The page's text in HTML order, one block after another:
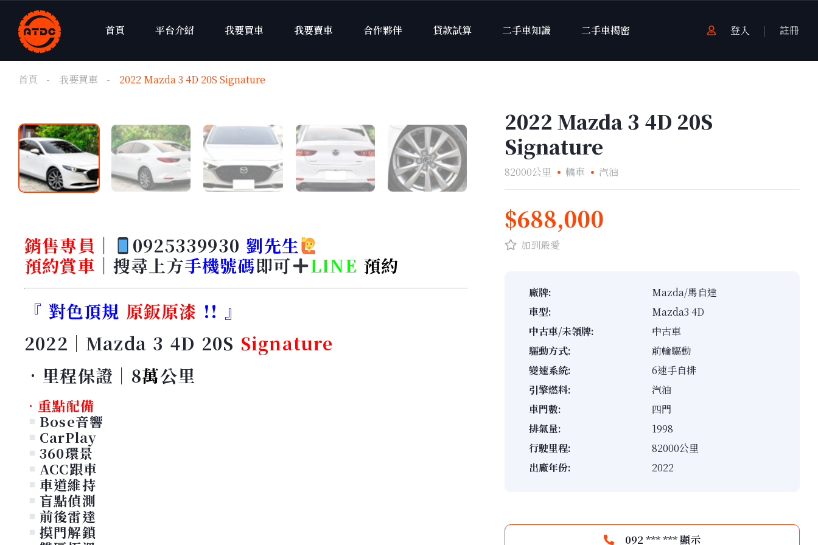
首頁 平台介紹 我要買車 我要賣車 合作夥伴 貸款試算 二手車知識 二手車揭密 登入 註冊
首頁 我要買車 2022 Mazda 3 4D 20S Signature
銷售專員 ｜ 0925339930 劉先生
預約賞車 ｜搜尋上方手機號碼即可 LINE 預約
『 對色頂規 原鈑原漆 !! 』
2022｜Mazda 3 4D 20S Signature
•里程保證｜8萬公里
•重點配備
Bose音響
CarPlay
360環景
ACC跟車
車道維持
盲點偵測
前後雷達
摸門解鎖
2022 Mazda 3 4D 20S
Signature
82000公里 轎車 汽油
$688,000
加到最愛
廠牌:
Mazda/馬自達
車型:
Mazda3 4D
中古車/未領牌:
中古車
驅動方式:
前輪驅動
變速系統:
6速手自排
引擎燃料:
汽油
車門數:
四門
排氣量:
1998
行駛里程:
82000公里
出廠年份:
2022
092 *** *** 顯示